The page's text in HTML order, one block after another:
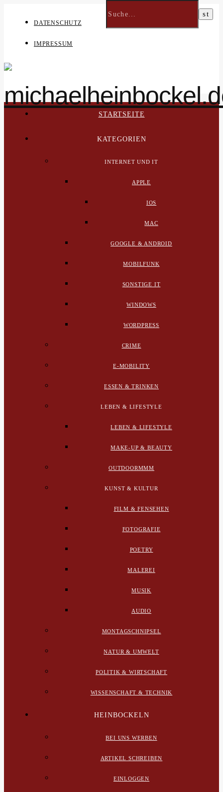
DATENSCHUTZ
IMPRESSUM
STARTSEITE
KATEGORIEN
INTERNET UND IT
APPLE
IOS
MAC
GOOGLE & ANDROID
MOBILFUNK
SONSTIGE IT
WINDOWS
WORDPRESS
CRIME
E-MOBILITY
ESSEN & TRINKEN
LEBEN & LIFESTYLE
LEBEN & LIFESTYLE
MAKE-UP & BEAUTY
OUTDOORMMM
KUNST & KULTUR
FILM & FENSEHEN
FOTOGRAFIE
POETRY
MALEREI
MUSIK
AUDIO
MONTAGSCHNIPSEL
NATUR & UMWELT
POLITIK & WIRTSCHAFT
WISSENSCHAFT & TECHNIK
HEINBOCKELN
BEI UNS WERBEN
ARTIKEL SCHREIBEN
EINLOGGEN